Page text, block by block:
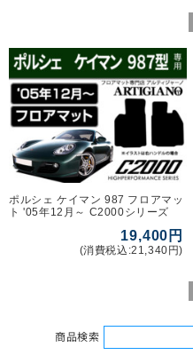
ポルシェ ケイマン 987 フロアマッ
ト '05年12月～ C2000シリーズ
19,400円
(消費税込:21,340円)
商品検索